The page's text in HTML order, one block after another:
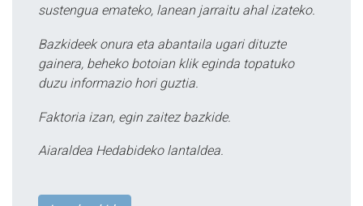
sustengua emateko, lanean jarraitu ahal izateko.
Bazkideek onura eta abantaila ugari dituzte
gainera, beheko botoian klik eginda topatuko
duzu informazio hori guztia.
Faktoria izan, egin zaitez bazkide.
Aiaraldea Hedabideko lantaldea.